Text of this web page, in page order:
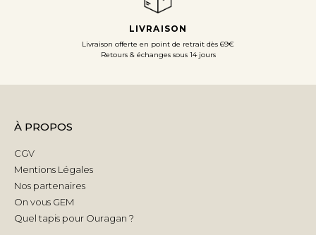
LIVRAISON
Livraison offerte en point de retrait dès 69€
Retours & échanges sous 14 jours
À PROPOS
CGV
Mentions Légales
Nos partenaires
On vous GEM
Quel tapis pour Ouragan ?